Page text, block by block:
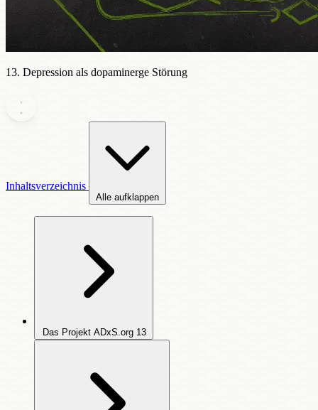
13. Depression als dopaminerge Störung
Inhaltsverzeichnis
Alle aufklappen
Das Projekt ADxS.org 13